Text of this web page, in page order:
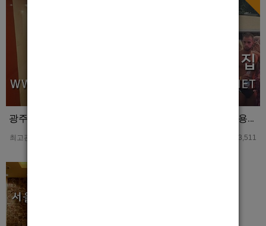
최고관리자
강서호빠 양천구여성전용노래방 홍보사진
3,511